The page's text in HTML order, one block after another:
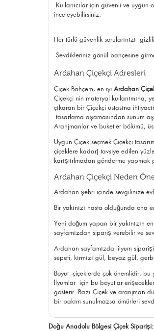
Kullanıcılar için güvenli ve uygun
inceleyebilirsiniz.
Her türlü güvenlik sorularınızı
.Sevdikleriniz gönül bahçesine
Ardahan Çiçekçi Adresleri
Çiçek Bahçem, en iyi Ardahan
Çiçekçi nin materyal kullanımına,
çıkaran bir Çiçekçi ustasına
tasarlama aşamasından sunum
Aranjmanlar ve buketler bölümü,
Uygun Çiçek seçmek Çiçekçi
çiçeklere kadar) tavsiye edilen
karıştırlmadan gönderme yapmak
Ardahan Çiçekçi Neden
Ardahan şehri içinde sevgilinize
Bir yakınızı hasta olduğunda
Yeni doğum yapan bir yakınızın
sayfamızdan sipariş verebilir ve
Ardahan sayfamızda lilyum
sepeti, kırmızı gül, beyaz gül,
Boyut çiçeklerde çok önemlidir, bu
llyumlar için bu boyutlar
gösterir. Bazı Çiçek ve aranjman
bir bakım sunulmazsa ömürleri
Doğu Anadolu Bölgesi Çiçek Siparişi: